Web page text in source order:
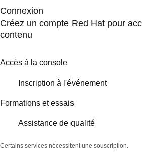
Connexion
Créez un compte Red Hat pour
contenu
Accès à la console
Inscription à l'événement
Formations et essais
Assistance de qualité
Certains services nécessitent une souscription.